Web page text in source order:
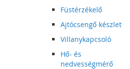
Füstérzékelő
Ajtócsengő készlet
Villanykapcsoló
Hő- és
nedvességmérő